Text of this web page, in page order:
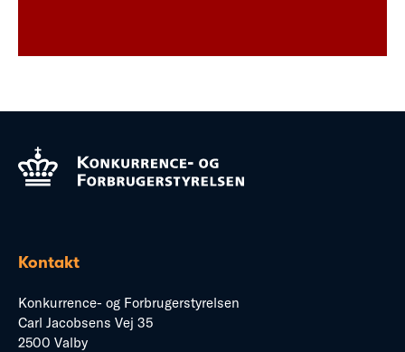
Kontakt
Konkurrence- og Forbrugerstyrelsen
Carl Jacobsens Vej 35
2500 Valby